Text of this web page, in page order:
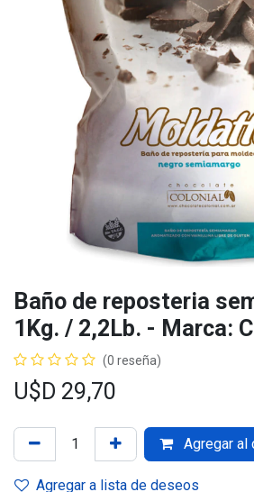
Baño de reposteria
1Kg. / 2,2Lb. - Marca:
(0 reseña)
U$D 29,70
Agregar al
Agregar a lista de deseos